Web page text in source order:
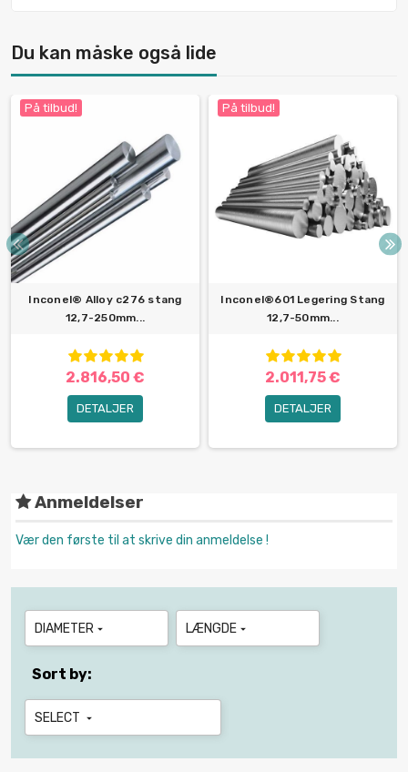
Du kan måske også lide
På tilbud!
Inconel® Alloy c276 stang
12,7-250mm...
2.816,50 €
DETALJER
På tilbud!
Inconel®601 Legering Stang
12,7-50mm...
2.011,75 €
DETALJER
Anmeldelser
Vær den første til at skrive din anmeldelse !
DIAMETER  LÆNGDE 
Sort by:
SELECT 